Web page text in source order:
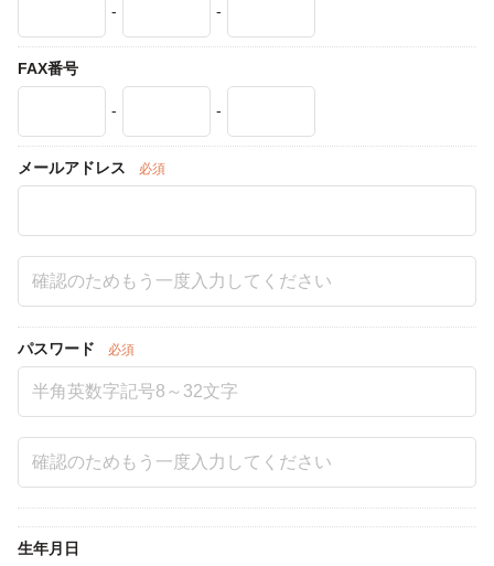
- -
FAX番号
- -
メールアドレス 必須
パスワード 必須
生年月日